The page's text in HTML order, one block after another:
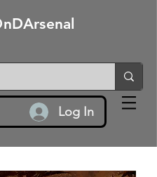
Log In